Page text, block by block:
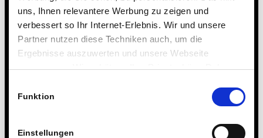
uns, Ihnen relevantere Werbung zu zeigen und
verbessert so Ihr Internet-Erlebnis. Wir und unsere
Partner nutzen diese Techniken auch, um die
Ergebnisse auszuwerten und unsere Webseite
anzupassen. Wir schätzen Ihre Privatsphäre. Daher
Technologien.
Funktion
Einstellungen